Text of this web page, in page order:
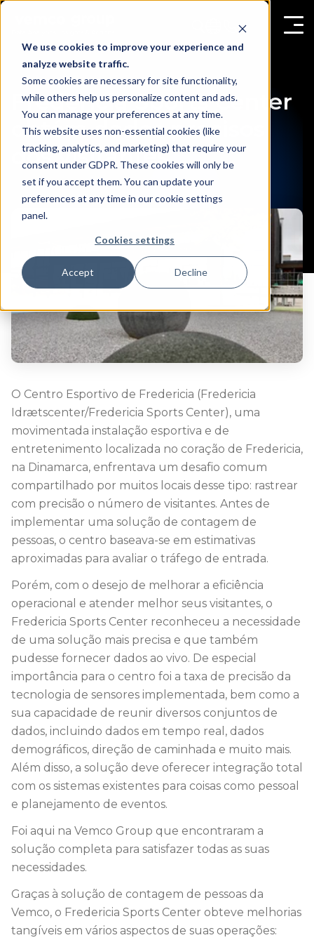
We use cookies to improve your experience and
analyze website traffic.
Some cookies are necessary for site functionality,
while others help us personalize content and ads.
You can manage your preferences at any time.
This website uses non-essential cookies (like
tracking, analytics, and marketing) that require your
consent under GDPR. These cookies will only be
set if you accept them. You can update your
preferences at any time in our cookie settings
panel.
Cookies settings
Accept Decline
Fredericia Sports Center
obtém dados precisos
dos visitantes
O Centro Esportivo de Fredericia (Fredericia
Idrætscenter/Fredericia Sports Center), uma
movimentada instalação esportiva e de
entretenimento localizada no coração de Fredericia,
na Dinamarca, enfrentava um desafio comum
compartilhado por muitos locais desse tipo: rastrear
com precisão o número de visitantes. Antes de
implementar uma solução de contagem de
pessoas, o centro baseava-se em estimativas
aproximadas para avaliar o tráfego de entrada.
Porém, com o desejo de melhorar a eficiência
operacional e atender melhor seus visitantes, o
Fredericia Sports Center reconheceu a necessidade
de uma solução mais precisa e que também
pudesse fornecer dados ao vivo. De especial
importância para o centro foi a taxa de precisão da
tecnologia de sensores implementada, bem como a
sua capacidade de reunir diversos conjuntos de
dados, incluindo dados em tempo real, dados
demográficos, direção de caminhada e muito mais.
Além disso, a solução deve oferecer integração total
com os sistemas existentes para coisas como pessoal
e planejamento de eventos.
Foi aqui na Vemco Group que encontraram a
solução completa para satisfazer todas as suas
necessidades.
Graças à solução de contagem de pessoas da
Vemco, o Fredericia Sports Center obteve melhorias
tangíveis em vários aspectos de suas operações: